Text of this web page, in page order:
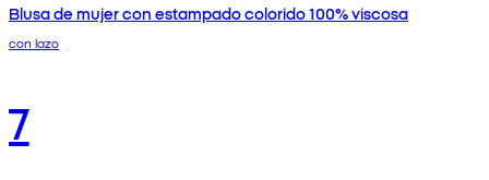
Blusa de mujer con estampado colorido 100% viscosa
con lazo
7